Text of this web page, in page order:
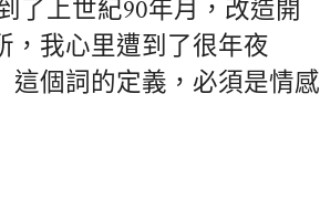
了上世紀90年月，改造開
，我心里遭到了很年夜
這個詞的定義，必須是情感